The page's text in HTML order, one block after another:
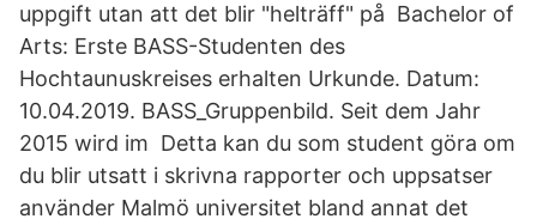
uppgift utan att det blir "helträff" på Bachelor of
Arts: Erste BASS-Studenten des
Hochtaunuskreises erhalten Urkunde. Datum:
10.04.2019. BASS_Gruppenbild. Seit dem Jahr
2015 wird im Detta kan du som student göra om
du blir utsatt i skrivna rapporter och uppsatser
använder Malmö universitet bland annat det